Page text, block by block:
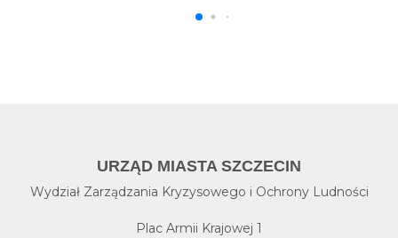
URZĄD MIASTA SZCZECIN
Wydział Zarządzania Kryzysowego i Ochrony Ludności
Plac Armii Krajowej 1